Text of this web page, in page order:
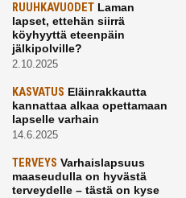
RUUHKAVUODET Laman
lapset, ettehän siirrä
köyhyyttä eteenpäin
jälkipolville?
2.10.2025
KASVATUS Eläinrakkautta
kannattaa alkaa opettamaan
lapselle varhain
14.6.2025
TERVEYS Varhaislapsuus
maaseudulla on hyvästä
terveydelle – tästä on kyse